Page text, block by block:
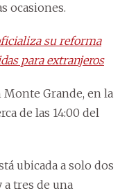
ocasiones.
su reforma
para extranjeros
Grande, en la
de las 14:00 del
ubicada a solo dos
tres de una